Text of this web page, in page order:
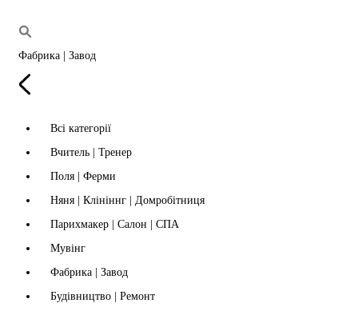
Фабрика | Завод
Всі категорії
Вчитель | Тренер
Поля | Ферми
Няня | Клініннг | Домробітниця
Парихмакер | Салон | СПА
Мувінг
Фабрика | Завод
Будівництво | Ремонт